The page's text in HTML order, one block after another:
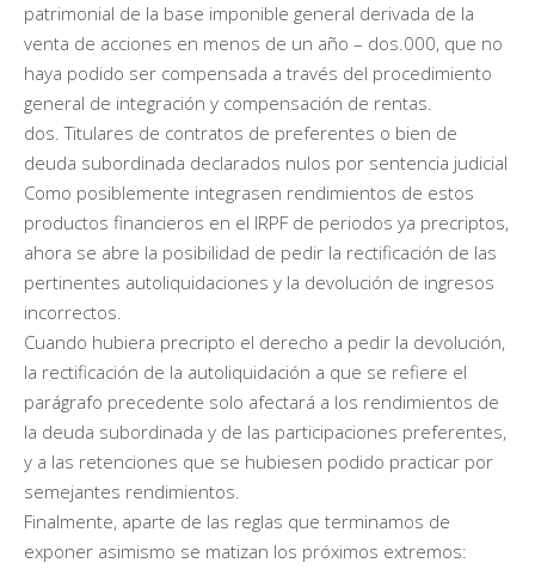
patrimonial de la base imponible general derivada de la
venta de acciones en menos de un año – dos.000, que no
haya podido ser compensada a través del procedimiento
general de integración y compensación de rentas.
dos. Titulares de contratos de preferentes o bien de
deuda subordinada declarados nulos por sentencia judicial
Como posiblemente integrasen rendimientos de estos
productos financieros en el IRPF de periodos ya precriptos,
ahora se abre la posibilidad de pedir la rectificación de las
pertinentes autoliquidaciones y la devolución de ingresos
incorrectos.
Cuando hubiera precripto el derecho a pedir la devolución,
la rectificación de la autoliquidación a que se refiere el
parágrafo precedente solo afectará a los rendimientos de
la deuda subordinada y de las participaciones preferentes,
y a las retenciones que se hubiesen podido practicar por
semejantes rendimientos.
Finalmente, aparte de las reglas que terminamos de
exponer asimismo se matizan los próximos extremos: